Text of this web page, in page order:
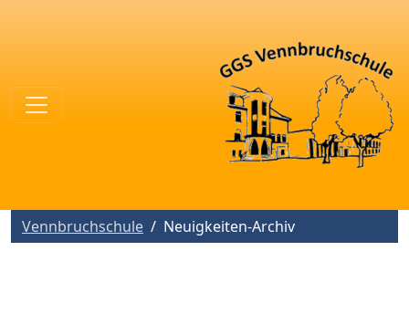
Vennbruchschule Neuigkeiten-Archiv